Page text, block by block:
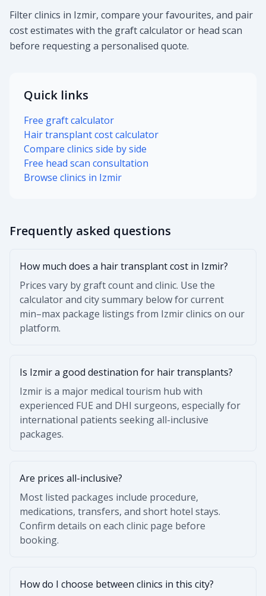
Filter clinics in Izmir, compare your favourites, and pair
cost estimates with the graft calculator or head scan
before requesting a personalised quote.
Quick links
Free graft calculator
Hair transplant cost calculator
Compare clinics side by side
Free head scan consultation
Browse clinics in Izmir
Frequently asked questions
How much does a hair transplant cost in Izmir?
Prices vary by graft count and clinic. Use the
calculator and city summary below for current
min–max package listings from Izmir clinics on our
platform.
Is Izmir a good destination for hair transplants?
Izmir is a major medical tourism hub with
experienced FUE and DHI surgeons, especially for
international patients seeking all-inclusive
packages.
Are prices all-inclusive?
Most listed packages include procedure,
medications, transfers, and short hotel stays.
Confirm details on each clinic page before
booking.
How do I choose between clinics in this city?